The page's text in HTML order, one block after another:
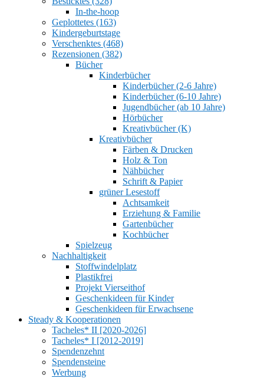
In-the-hoop
Geplottetes (163)
Kindergeburtstage
Verschenktes (468)
Rezensionen (382)
Bücher
Kinderbücher
Kinderbücher (2-6 Jahre)
Kinderbücher (6-10 Jahre)
Jugendbücher (ab 10 Jahre)
Hörbücher
Kreativbücher (K)
Kreativbücher
Färben & Drucken
Holz & Ton
Nähbücher
Schrift & Papier
grüner Lesestoff
Achtsamkeit
Erziehung & Familie
Gartenbücher
Kochbücher
Spielzeug
Nachhaltigkeit
Stoffwindelplatz
Plastikfrei
Projekt Vierseithof
Geschenkideen für Kinder
Geschenkideen für Erwachsene
Steady & Kooperationen
Tacheles* II [2020-2026]
Tacheles* I [2012-2019]
Spendenzehnt
Spendensteine
Werbung